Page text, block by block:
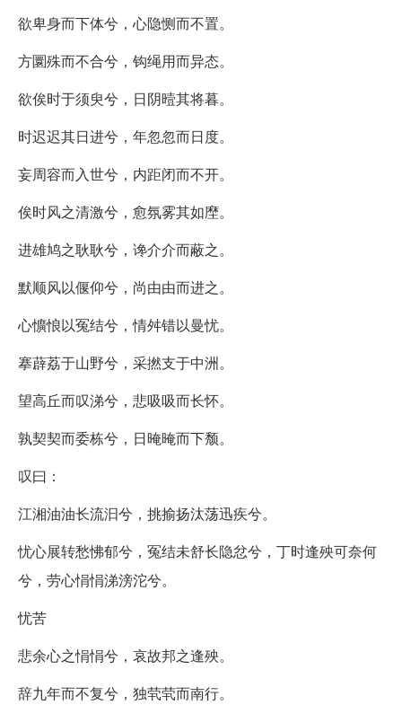
欲卑身而下体兮，心隐恻而不置。
方圜殊而不合兮，钩绳用而异态。
欲俟时于须臾兮，日阴曀其将暮。
时迟迟其日进兮，年忽忽而日度。
妄周容而入世兮，内距闭而不开。
俟时风之清激兮，愈氛雾其如塺。
进雄鸠之耿耿兮，谗介介而蔽之。
默顺风以偃仰兮，尚由由而进之。
心懭悢以冤结兮，情舛错以曼忧。
搴薜荔于山野兮，采撚支于中洲。
望高丘而叹涕兮，悲吸吸而长怀。
孰契契而委栋兮，日晻晻而下颓。
叹曰：
江湘油油长流汩兮，挑揄扬汰荡迅疾兮。
忧心展转愁怫郁兮，冤结未舒长隐忿兮，丁时逢殃可奈何
兮，劳心悁悁涕滂沱兮。
忧苦
悲余心之悁悁兮，哀故邦之逢殃。
辞九年而不复兮，独茕茕而南行。